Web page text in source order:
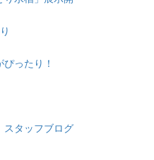
ったり！
スタッフブログ